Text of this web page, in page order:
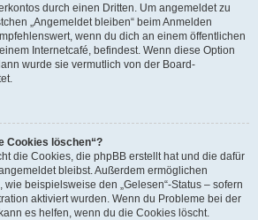
durch einen Dritten. Um angemeldet zu
„Angemeldet bleiben“ beim Anmelden
wenn du dich an einem öffentlichen
Internetcafé, befindest. Wenn diese Option
wurde sie vermutlich von der Board-
Cookies löschen“?
die Cookies, die phpBB erstellt hat und die dafür
bleibst. Außerdem ermöglichen
beispielsweise den „Gelesen“-Status – sofern
aktiviert wurden. Wenn du Probleme bei der
es helfen, wenn du die Cookies löscht.